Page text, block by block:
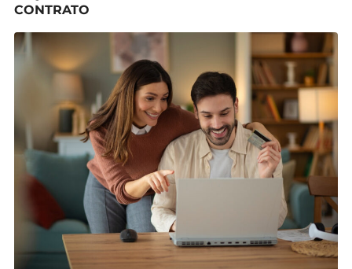
CONTRATO